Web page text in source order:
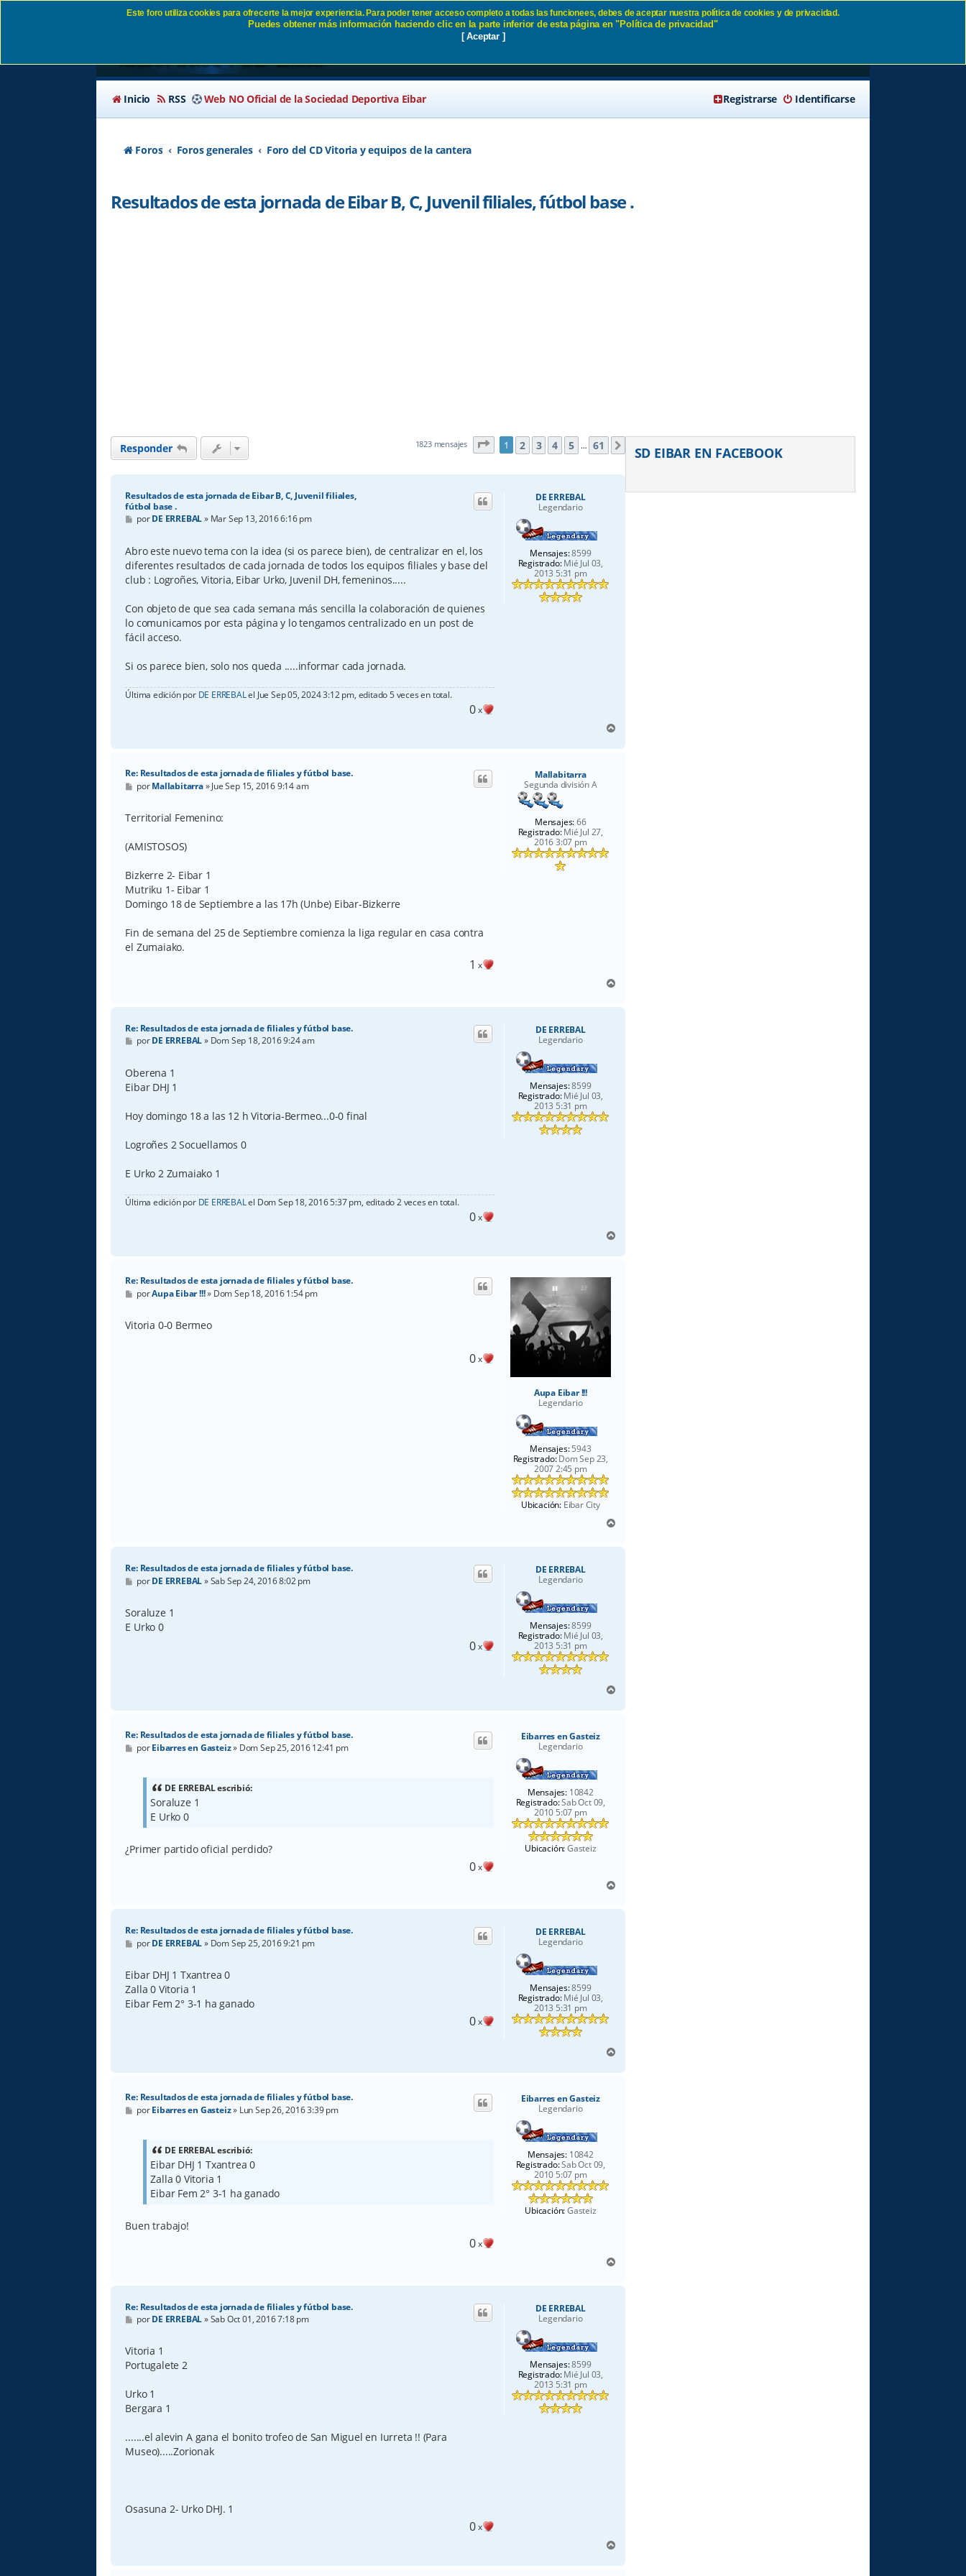
Resultados de esta jornada de Eibar B, C, Juvenil filiales,
Inicio RSS Web NO Oficial de la Sociedad Deportiva Eibar Identificarse
Registrarse
Foros Foros generales Foro del CD Vitoria y equipos de la cantera
Resultados de esta jornada de Eibar B, C, Juvenil filiales, fútbol base .
Responder 1823 mensajes Página de 61
1 2 3 4 5 … 61 Siguiente
DE ERREBAL
Legendario
Mensajes:8599
Registrado:Mié Jul 03,
2013 5:31 pm
Resultados de esta jornada de Eibar B, C, Juvenil filiales,
fútbol base .
M
e
s
a
j
e
porDE ERREBAL» Mar Sep 13, 2016 6:16 pm
Abro este nuevo tema con la idea (si os parece bien), de centralizar en el, los
diferentes resultados de cada jornada de todos los equipos filiales y base del
club : Logroñes, Vitoria, Eibar Urko, Juvenil DH, femeninos.....
Con objeto de que sea cada semana más sencilla la colaboración de quienes
lo comunicamos por esta página y lo tengamos centralizado en un post de
fácil acceso.
Si os parece bien, solo nos queda .....informar cada jornada.
Última edición por DE ERREBALel Jue Sep 05, 2024 3:12 pm, editado 5 veces en total.
0x
r
Mallabitarra
Segunda división A
Mensajes:66
Registrado:Mié Jul 27,
2016 3:07 pm
Re: Resultados de esta jornada de filiales y fútbol base.
M
e
s
a
e
porMallabitarra»Jue Sep 15, 2016 9:14 am
Territorial Femenino:
(AMISTOSOS)
Bizkerre 2- Eibar 1
Mutriku 1- Eibar 1
Domingo 18 de Septiembre a las 17h (Unbe) Eibar-Bizkerre
Fin de semana del 25 de Septiembre comienza la liga regular en casa contra
el Zumaiako.
1 x
r
DE ERREBAL
Legendario
Mensajes:8599
Registrado:Mié Jul 03,
2013 5:31 pm
Re: Resultados de esta jornada de filiales y fútbol base.
M
e
s
a
j
porDE ERREBAL» Dom Sep 18, 2016 9:24 am
Oberena 1
Eibar DHJ 1
Hoy domingo 18 a las 12 h Vitoria-Bermeo...0-0 final
Logroñes 2 Socuellamos 0
E Urko 2 Zumaiako 1
Última edición por DE ERREBALel Dom Sep 18, 2016 5:37 pm, editado 2 veces en total.
0x
r
Aupa Eibar !!!
Legendario
Mensajes:5943
Registrado:Dom Sep 23,
2007 2:45 pm
Ubicación:Eibar City
Re: Resultados de esta jornada de filiales y fútbol base.
M
e
s
a
porAupa Eibar !!!» Dom Sep 18, 2016 1:54 pm
Vitoria 0-0 Bermeo
0x
r
DE ERREBAL
Legendario
Mensajes:8599
Registrado:Mié Jul 03,
2013 5:31 pm
Re: Resultados de esta jornada de filiales y fútbol base.
M
e
s
a
j
porDE ERREBAL»Sab Sep 24, 2016 8:02 pm
Soraluze 1
E Urko 0
0x
r
Eibarres en Gasteiz
Legendario
Mensajes: 10842
Registrado:Sab Oct 09,
2010 5:07 pm
Ubicación:Gasteiz
Re: Resultados de esta jornada de filiales y fútbol base.
M
e
porEibarres en Gasteiz» Dom Sep 25, 2016 12:41 pm
DE ERREBAL escribió:
Soraluze 1
E Urko 0
¿Primer partido oficial perdido?
0x
r
DE ERREBAL
Legendario
Mensajes:8599
Registrado:Mié Jul 03,
2013 5:31 pm
Re: Resultados de esta jornada de filiales y fútbol base.
M
e
s
a
j
e
porDE ERREBAL» Dom Sep 25, 2016 9:21 pm
Eibar DHJ 1 Txantrea 0
Zalla 0 Vitoria 1
Eibar Fem 2° 3-1 ha ganado
0x
r
Eibarres en Gasteiz
Legendario
Mensajes: 10842
Registrado:Sab Oct 09,
2010 5:07 pm
Ubicación:Gasteiz
Re: Resultados de esta jornada de filiales y fútbol base.
M
e
porEibarres en Gasteiz» Lun Sep 26, 2016 3:39 pm
DE ERREBAL escribió:
Eibar DHJ 1 Txantrea 0
Zalla 0 Vitoria 1
Eibar Fem 2° 3-1 ha ganado
Buen trabajo!
0x
r
DE ERREBAL
Legendario
Mensajes:8599
Registrado:Mié Jul 03,
2013 5:31 pm
Re: Resultados de esta jornada de filiales y fútbol base.
M
e
s
a
j
porDE ERREBAL»Sab Oct 01, 2016 7:18 pm
Vitoria 1
Portugalete 2
Urko 1
Bergara 1
.......el alevin A gana el bonito trofeo de San Miguel en Iurreta !! (Para
Museo).....Zorionak
Osasuna 2- Urko DHJ. 1
0x
r
SD EIBAR EN FACEBOOK
Este foro utiliza cookies para ofrecerte la mejor experiencia. Para poder tener acceso completo a todas las funcionees, debes de aceptar nuestra política de cookies y de privacidad.
Puedes obtener más información haciendo clic en la parte inferior de esta página en "Política de privacidad"
[ Aceptar ]